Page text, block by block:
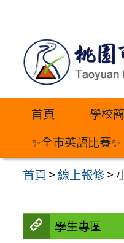
內
首頁 學校
✨全市英語比賽✨
首頁 >線上報修>
學生專區